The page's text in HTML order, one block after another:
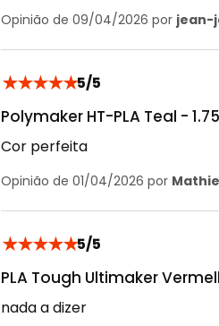
Opinião de 09/04/2026 por jean-
★★★★★5/5
Polymaker HT-PLA Teal -
Cor perfeita
Opinião de 01/04/2026 por
★★★★★5/5
PLA Tough Ultimaker
nada a dizer